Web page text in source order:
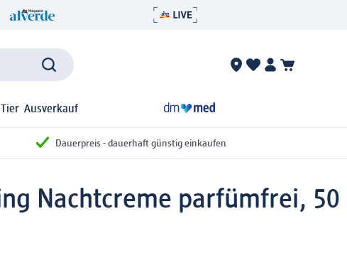
Tier Ausverkauf
Dauerpreis - dauerhaft günstig einkaufen
Nachtcreme parfümfrei, 50